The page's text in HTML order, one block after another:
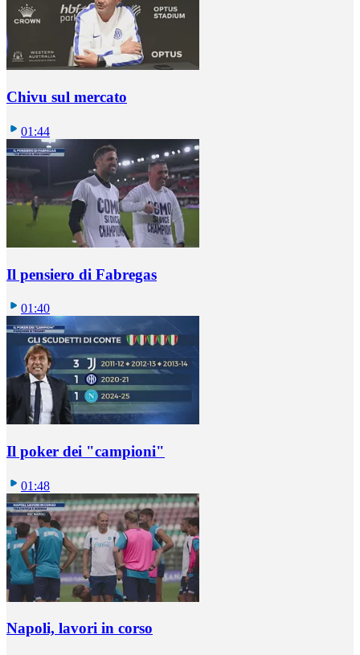
Chivu sul mercato
01:44
Il pensiero di Fabregas
01:40
Il poker dei "campioni"
01:48
Napoli, lavori in corso